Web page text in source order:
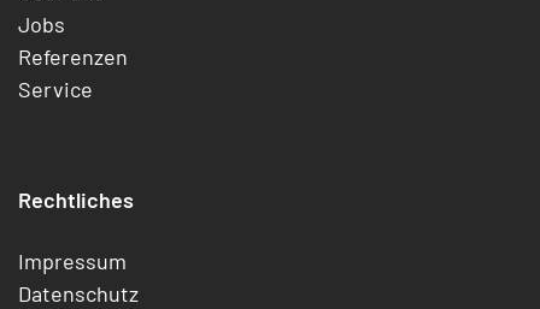
Jobs
Referenzen
Service
Rechtliches
Impressum
Datenschutz